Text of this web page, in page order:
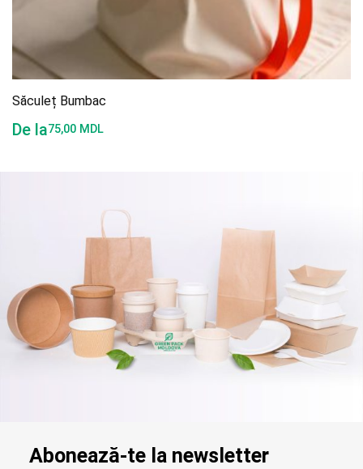
Săculeț Bumbac
De la75,00 MDL
Abonează-te la newsletter